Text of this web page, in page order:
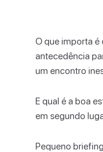
O que importa
antecedência
um encontro
E qual é a boa
em segundo
Pequeno